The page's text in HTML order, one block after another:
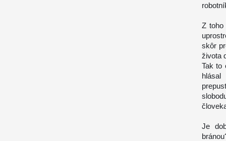
Z
skôr
života
Tak to
Je